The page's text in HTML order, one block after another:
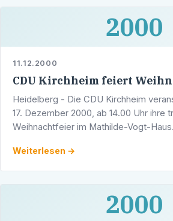
2000
11.12.2000
CDU Kirchheim feiert
Heidelberg - Die CDU Kirchheim
17. Dezember 2000, ab 14.00 Uhr ihre
Weihnachtfeier im Mathilde-Vogt-
Weiterlesen →
2000